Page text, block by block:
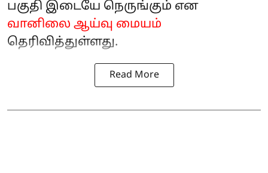
பகுதி இடையே நெருங்கும் என
வானிலை ஆய்வு மையம்
தெரிவித்துள்ளது.
Read More